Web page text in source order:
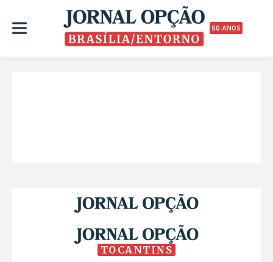
50 ANOS
TOCANTINS